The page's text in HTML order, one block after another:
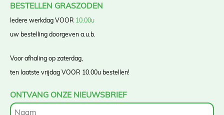
BESTELLEN GRASZODEN
Iedere werkdag VOOR 10.00u
uw bestelling doorgeven a.u.b.
Voor afhaling op zaterdag,
ten laatste vrijdag VOOR 10.00u bestellen!
ONTVANG ONZE NIEUWSBRIEF